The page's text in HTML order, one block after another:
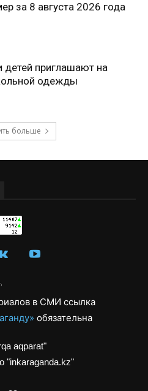
за 8 августа 2026 года
детей приглашают на
одежды
больше
в СМИ ссылка
обязательна
aqparat"
"inkaraganda.kz"